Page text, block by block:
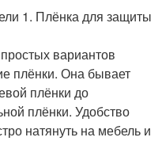
1. Плёнка для защиты
вариантов
плёнки. Она бывает
плёнки до
плёнки. Удобство
натянуть на мебель и